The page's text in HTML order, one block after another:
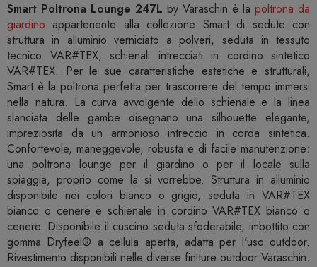
Smart Poltrona Lounge 247L by Varaschin è la poltrona da
giardino appartenente alla collezione Smart di sedute con
struttura in alluminio verniciato a polveri, seduta in tessuto
tecnico VAR#TEX, schienali intrecciati in cordino sintetico
VAR#TEX. Per le sue caratteristiche estetiche e strutturali,
Smart è la poltrona perfetta per trascorrere del tempo immersi
nella natura. La curva avvolgente dello schienale e la linea
slanciata delle gambe disegnano una silhouette elegante,
impreziosita da un armonioso intreccio in corda sintetica.
Confortevole, maneggevole, robusta e di facile manutenzione:
una poltrona lounge per il giardino o per il locale sulla
spiaggia, proprio come la si vorrebbe. Struttura in alluminio
disponibile nei colori bianco o grigio, seduta in VAR#TEX
bianco o cenere e schienale in cordino VAR#TEX bianco o
cenere. Disponibile il cuscino seduta sfoderabile, imbottito con
gomma Dryfeel® a cellula aperta, adatta per l'uso outdoor.
Rivestimento disponibili nelle diverse finiture outdoor Varaschin.